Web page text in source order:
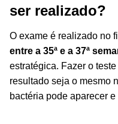
ser realizado?
O exame é realizado no
entre a 35ª e a 37ª
estratégica. Fazer o
resultado seja o mesmo
bactéria pode aparecer